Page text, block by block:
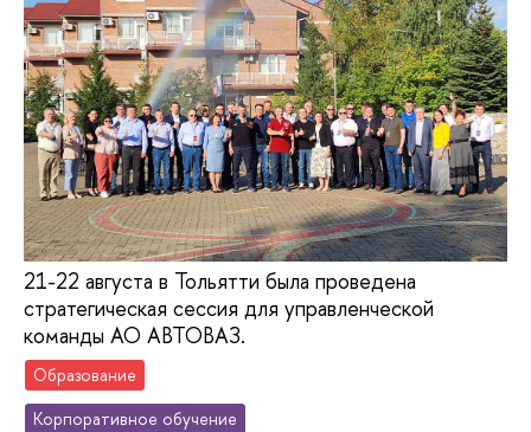
21-22 августа в Тольятти была проведена
стратегическая сессия для управленческой
команды АО АВТОВАЗ.
Образование
Корпоративное обучение